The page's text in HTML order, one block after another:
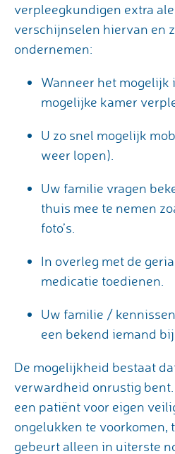
verpleegkundigen extra
verschijnselen hiervan en
ondernemen:
Wanneer het mogelijk
mogelijke kamer
U zo snel mogelijk
weer lopen).
Uw familie vragen
thuis mee te nemen
foto’s.
In overleg met de
medicatie toedienen.
Uw familie /
een bekend iemand
De mogelijkheid bestaat
verwardheid onrustig
een patiënt voor eigen
ongelukken te
gebeurt alleen in uiterste